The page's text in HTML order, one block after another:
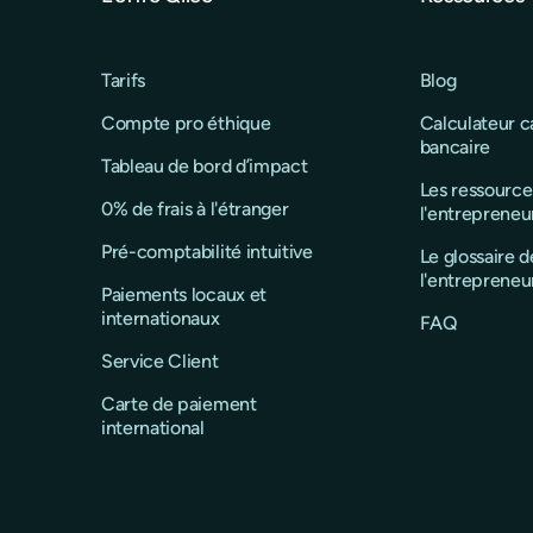
Tarifs
Compte pro éthique
Tableau de bord d’impact
0% de frais à l'étranger
Pré-comptabilité intuitive
Paiements locaux et
internationaux
Service Client
Carte de paiement
international
Blog
Calculateur
bancaire
Les
Le glossaire
FAQ